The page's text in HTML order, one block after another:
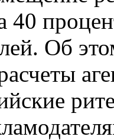
40
Об